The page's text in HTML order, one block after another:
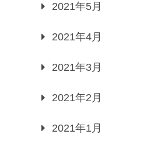
2021年5月
2021年4月
2021年3月
2021年2月
2021年1月